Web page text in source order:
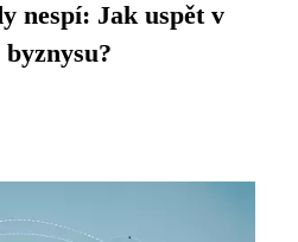
nespí: Jak uspět v